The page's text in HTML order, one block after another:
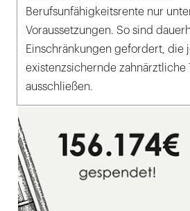
Berufsunfähigkeitsrente nur
Voraussetzungen. So sind
Einschränkungen gefordert, die
existenzsichernde zahnärztliche
ausschließen.